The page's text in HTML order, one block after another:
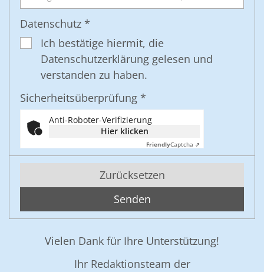
Datenschutz *
Ich bestätige hiermit, die
Datenschutzerklärung gelesen und
verstanden zu haben.
Sicherheitsüberprüfung *
Anti-Roboter-Verifizierung
Hier klicken
FriendlyCaptcha ⇗
Zurücksetzen
Vielen Dank für Ihre Unterstützung!
Ihr Redaktionsteam der